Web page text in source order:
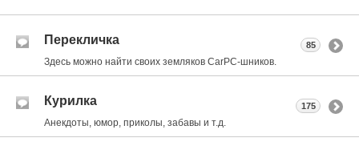
Перекличка
Здесь можно найти своих земляков CarPC-шников.
85
Курилка
Анекдоты, юмор, приколы, забавы и т.д.
175